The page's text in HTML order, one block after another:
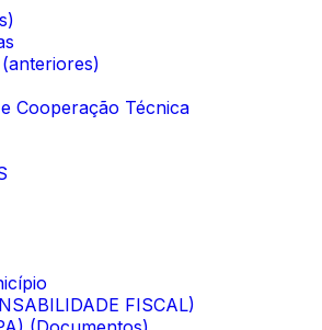
Cooperação Técnica
FISCAL)